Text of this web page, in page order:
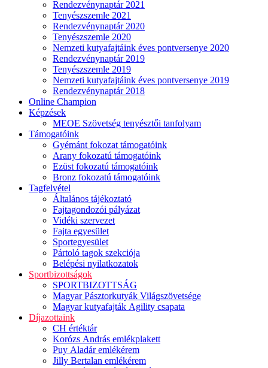
Rendezvénynaptár 2021
Tenyészszemle 2021
Rendezvénynaptár 2020
Tenyészszemle 2020
Nemzeti kutyafajtáink éves pontversenye 2020
Rendezvénynaptár 2019
Tenyészszemle 2019
Nemzeti kutyafajtáink éves pontversenye 2019
Rendezvénynaptár 2018
Online Champion
Képzések
MEOE Szövetség tenyésztői tanfolyam
Támogatóink
Gyémánt fokozat támogatóink
Arany fokozatú támogatóink
Ezüst fokozatú támogatóink
Bronz fokozatú támogatóink
Tagfelvétel
Általános tájékoztató
Fajtagondozói pályázat
Vidéki szervezet
Fajta egyesület
Sportegyesület
Pártoló tagok szekciója
Belépési nyilatkozatok
Sportbizottságok
SPORTBIZOTTSÁG
Magyar Pásztorkutyák Világszövetsége
Magyar kutyafajták Agility csapata
Díjazottaink
CH értéktár
Korózs András emlékplakett
Puy Aladár emlékérem
Jilly Bertalan emlékérem